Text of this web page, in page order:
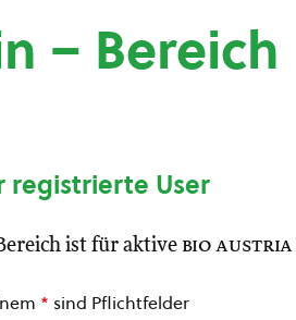
– Bereich
registrierte User
ist für aktive bio austria
* sind Pflichtfelder